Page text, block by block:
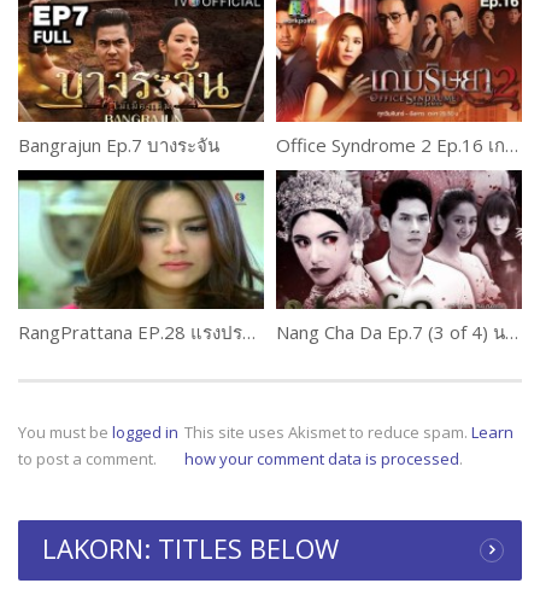
Bangrajun Ep.7 บางระจัน Office Syndrome 2 Ep.16 เกมริษยา 2
RangPrattana EP.28 แรงปรารถนา Nang Cha Da Ep.7 (3 of 4) นางชฎา
You must be logged in
to post a comment.
This site uses Akismet to reduce spam. Learn
how your comment data is processed.
LAKORN: TITLES BELOW